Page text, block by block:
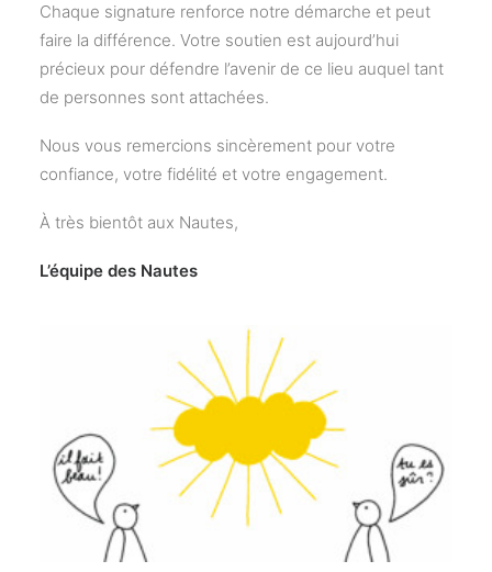
Chaque signature renforce notre démarche et peut
faire la différence. Votre soutien est aujourd’hui
précieux pour défendre l’avenir de ce lieu auquel tant
de personnes sont attachées.
Nous vous remercions sincèrement pour votre
confiance, votre fidélité et votre engagement.
À très bientôt aux Nautes,
L’équipe des Nautes